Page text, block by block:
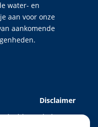
water- en
aan voor onze
aankomende
Disclaimer
voor leden van